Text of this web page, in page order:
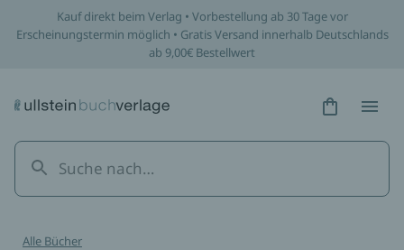
Kauf direkt beim Verlag • Vorbestellung ab 30 Tage vor
Erscheinungstermin möglich • Gratis Versand innerhalb Deutschlands
ab 9,00€ Bestellwert
Hidden
Alle Bücher